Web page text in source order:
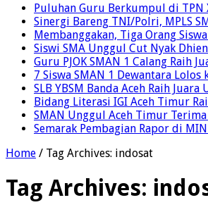
Puluhan Guru Berkumpul di TPN
Sinergi Bareng TNI/Polri, MPLS
Membanggakan, Tiga Orang
Siswi SMA Unggul Cut Nyak
Guru PJOK SMAN 1 Calang Raih
7 Siswa SMAN 1 Dewantara
SLB YBSM Banda Aceh Raih
Bidang Literasi IGI Aceh Timur
SMAN Unggul Aceh Timur
Semarak Pembagian Rapor di
Home / Tag Archives: indosat
Tag Archives: